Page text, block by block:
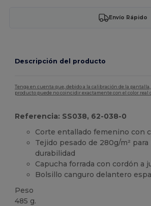
Envío Rápido
Descripción del producto
Tenga en cuenta que, debido a la calibración de la pantalla,
producto puede no coincidir exactamente con el color real
Referencia: SS038, 62-038-0
Corte entallado femenino con
Tejido pesado de 280g/m² para
durabilidad
Capucha forrada con cordón a
Bolsillo canguro delantero
Peso
485 g.